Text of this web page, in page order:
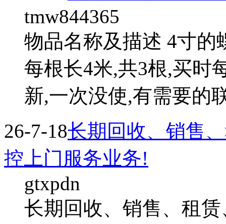
tmw844365
物品名称及描述 4寸的
每根长4米,共3根,买时
新,一次没使,有需要的
26-7-18长期回收、销售
控上门服务业务!
gtxpdn
长期回收、销售、租